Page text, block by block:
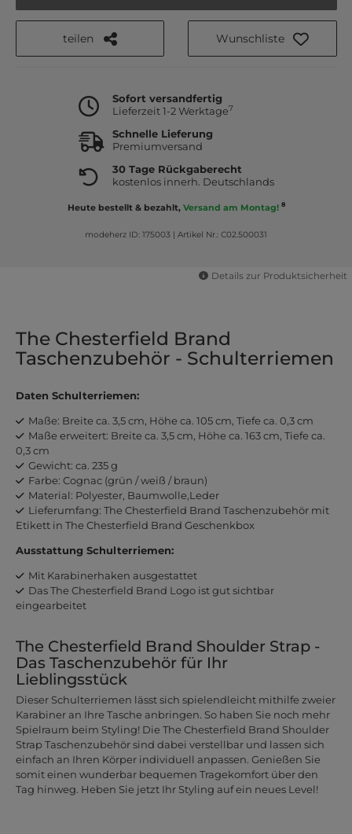
teilen Wunschliste
Sofort versandfertig
Lieferzeit 1-2 Werktage7
Schnelle Lieferung
Premiumversand
30 Tage Rückgaberecht
kostenlos innerh. Deutschlands
Heute bestellt & bezahlt, Versand am Montag! 8
modeherz ID: 175003 Artikel Nr.: C02.500031
Details zur Produktsicherheit
The Chesterfield Brand
Taschenzubehör - Schulterriemen
Daten Schulterriemen:
Maße: Breite ca. 3,5 cm, Höhe ca. 105 cm, Tiefe ca. 0,3 cm
Maße erweitert: Breite ca. 3,5 cm, Höhe ca. 163 cm, Tiefe ca.
0,3 cm
Gewicht: ca. 235 g
Farbe: Cognac (grün / weiß / braun)
Material: Polyester, Baumwolle,Leder
Lieferumfang: The Chesterfield Brand Taschenzubehör mit
Etikett in The Chesterfield Brand Geschenkbox
Ausstattung Schulterriemen:
Mit Karabinerhaken ausgestattet
Das The Chesterfield Brand Logo ist gut sichtbar
eingearbeitet
The Chesterfield Brand Shoulder Strap -
Das Taschenzubehör für Ihr
Lieblingsstück
Dieser Schulterriemen lässt sich spielendleicht mithilfe zweier
Karabiner an Ihre Tasche anbringen. So haben Sie noch mehr
Spielraum beim Styling! Die The Chesterfield Brand Shoulder
Strap Taschenzubehör sind dabei verstellbar und lassen sich
einfach an Ihren Körper individuell anpassen. Genießen Sie
somit einen wunderbar bequemen Tragekomfort über den
Tag hinweg. Heben Sie jetzt Ihr Styling auf ein neues Level!